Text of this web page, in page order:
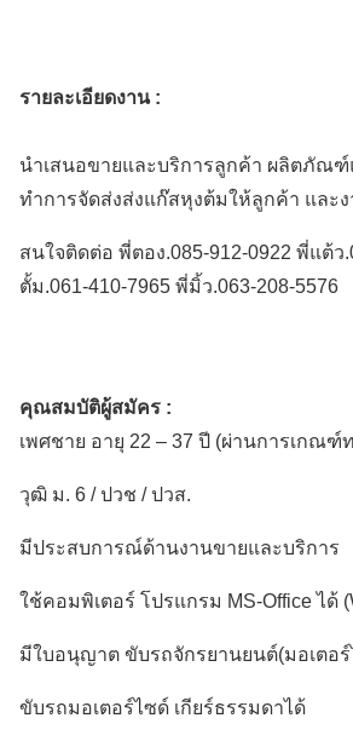
รายละเอียดงาน :
นำเสนอขายและบริการลูกค้า ผลิตภัณฑ์
ทำการจัดส่งส่งแก๊สหุงต้มให้ลูกค้า และง
สนใจติดต่อ พี่ตอง.085-912-0922 พี่แต้ว
ตั้ม.061-410-7965 พี่มิ้ว.063-208-5576
คุณสมบัติผู้สมัคร :
เพศชาย อายุ 22 – 37 ปี (ผ่านการเกณฑ์
วุฒิ ม. 6 / ปวช / ปวส.
มีประสบการณ์ด้านงานขายและบริการ
ใช้คอมพิเตอร์ โปรแกรม MS-Office ได้
มีใบอนุญาต ขับรถจักรยานยนต์(มอเตอ
ขับรถมอเตอร์ไซด์ เกียร์ธรรมดาได้